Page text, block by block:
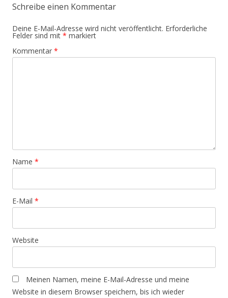
s
N
a
v
i
g
Schreibe einen Kommentar
Deine E-Mail-Adresse wird nicht veröffentlicht. Erforderliche
Felder sind mit * markiert
Kommentar *
Name *
E-Mail *
Website
Meinen Namen, meine E-Mail-Adresse und meine
Website in diesem Browser speichern, bis ich wieder